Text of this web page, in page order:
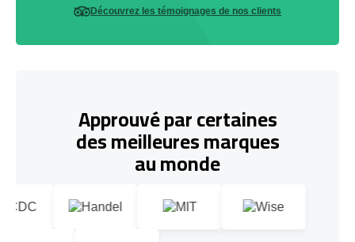
Découvrez les témoignages de nos clients
Approuvé par certaines
des meilleures marques
au monde